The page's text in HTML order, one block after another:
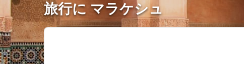
旅行に マラケシュ